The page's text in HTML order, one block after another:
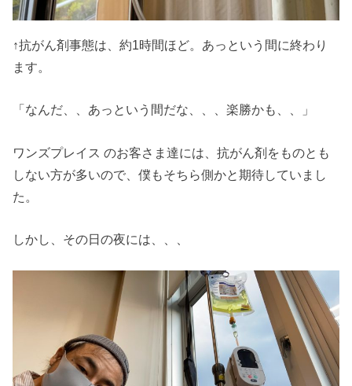
↑抗がん剤事態は、約1時間ほど。あっという間に終わり
ます。
「なんだ、、あっという間だな、、、楽勝かも、、」
ワンズプレイス のお客さま達には、抗がん剤をものとも
しない方が多いので、僕もそちら側かと期待していまし
た。
しかし、その日の夜には、、、